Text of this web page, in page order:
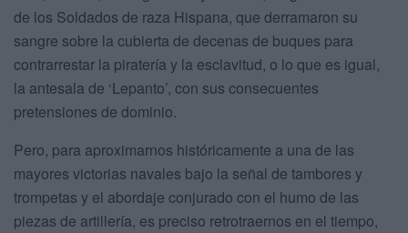
de los Soldados de raza Hispana, que derramaron su
sangre sobre la cubierta de decenas de buques para
contrarrestar la piratería y la esclavitud, o lo que es igual,
la antesala de ‘Lepanto’, con sus consecuentes
pretensiones de dominio.
Pero, para aproximarnos históricamente a una de las
mayores victorias navales bajo la señal de tambores y
trompetas y el abordaje conjurado con el humo de las
piezas de artillería, es preciso retrotraernos en el tiempo,